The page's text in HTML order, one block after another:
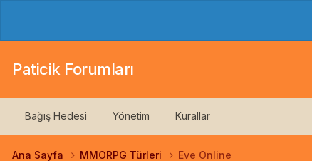
Paticik Forumları
Bağış Hedesi Yönetim Kurallar
Ana Sayfa MMORPG Türleri Eve Online